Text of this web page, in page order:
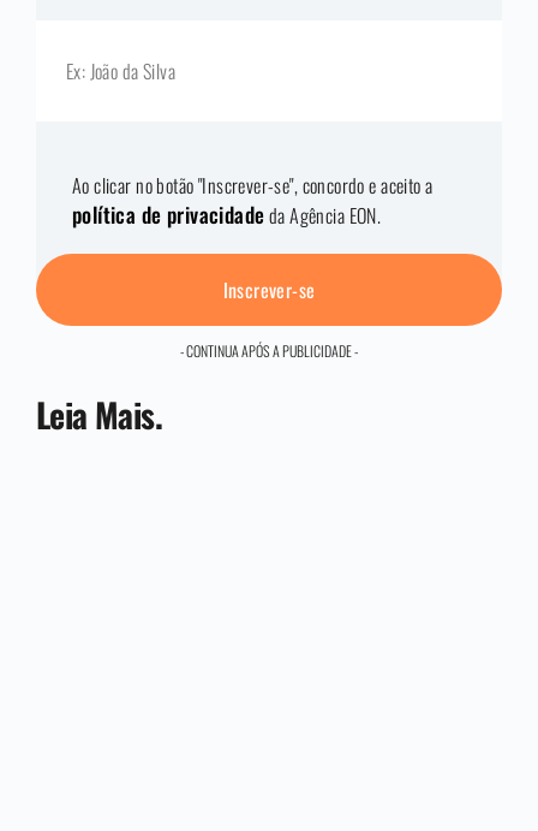
Ao clicar no botão "Inscrever-se", concordo e aceito a
política de privacidadeda Agência EON.
Inscrever-se
- CONTINUA APÓS A PUBLICIDADE -
Leia Mais.